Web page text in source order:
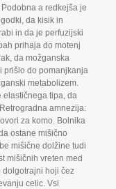
a redkejša je
,da kisik in
in da je perfuzijski
prihaja do motenj
,da možganska
prišlo do pomanjkanja
metabolizem.
elastičnega tipa,da
amnezija:
za komo. Bolnika
ostane mišično
mišične dolžine tudi
mišičnih vreten med
dolgotrajni hoji čez
celic. Vsi